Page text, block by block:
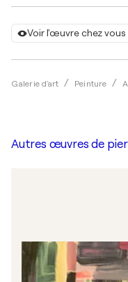
Voir l'œuvre chez vous
Galerie d'art Peinture
Autres œuvres de